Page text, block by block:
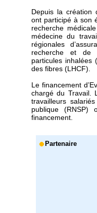
Depuis la création
ont participé à son
recherche
médecine du
régionales
recherche et de
particules inhalées
des fibres (LHCF).
Le financement
chargé du Travail.
travailleurs
publique (RNSP)
financement.
Partenaire